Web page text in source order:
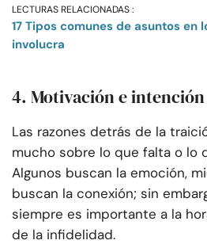
LECTURAS RELACIONADAS :
17 Tipos comunes de asuntos en
involucra
4. Motivación e intención
Las razones detrás de la
mucho sobre lo que falta o lo
Algunos buscan la emoción,
buscan la conexión; sin
siempre es importante a la
de la infidelidad.